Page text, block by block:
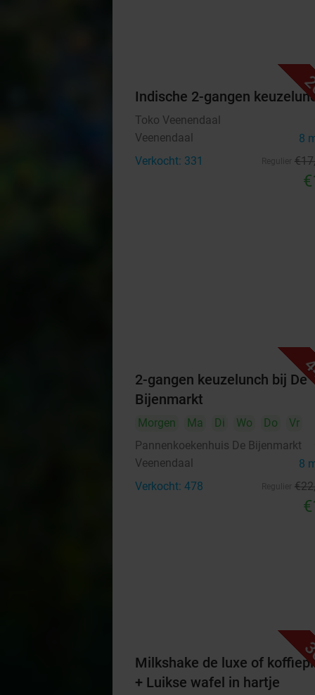
Indische 2-gangen
Toko Veenendaal
Veenendaal 8
Verkocht: 331 €17
2-gangen keuzelunch bij De
Bijenmarkt
Morgen Ma Di Wo Do
Vr
Pannenkoekenhuis De Bijenmarkt
Veenendaal 8
Verkocht: 478 €22
Milkshake de luxe of
+ Luikse wafel in hartje